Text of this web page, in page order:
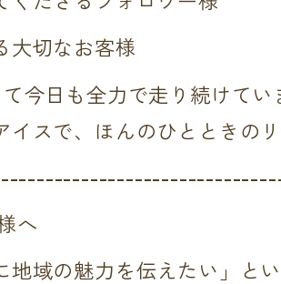
大切なお客様
今日も全力で走り続けて
スで、ほんのひとときの
へ
域の魅力を伝えたい」と